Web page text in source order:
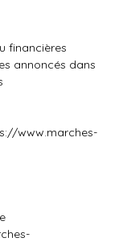
financières
annoncés dans
www.marches-